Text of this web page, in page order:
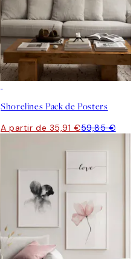
Shorelines Pack de Posters
A partir de 35,91 €59,85 €